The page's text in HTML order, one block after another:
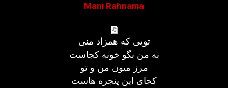
Mani Rahnama
تویی که همزاد منی
به من بگو خونه کجاست
مرز میون من و تو
کجای این پنجره هاست